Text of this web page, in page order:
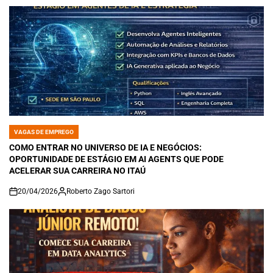
POSTED
IN
VAGAS DE EMPREGO
COMO ENTRAR NO UNIVERSO DE IA E NEGÓCIOS:
OPORTUNIDADE DE ESTÁGIO EM AI AGENTS QUE PODE
ACELERAR SUA CARREIRA NO ITAÚ
on
20/04/2026 Roberto Zago Sartori